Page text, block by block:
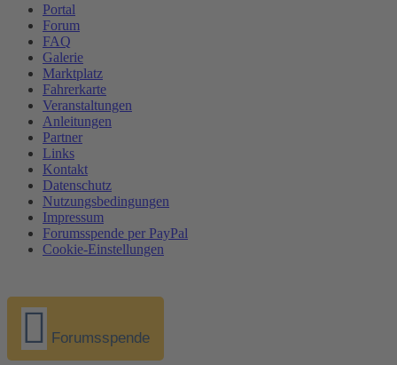
Portal
Forum
FAQ
Galerie
Marktplatz
Fahrerkarte
Veranstaltungen
Anleitungen
Partner
Links
Kontakt
Datenschutz
Nutzungsbedingungen
Impressum
Forumsspende per PayPal
Cookie-Einstellungen
Forumsspende